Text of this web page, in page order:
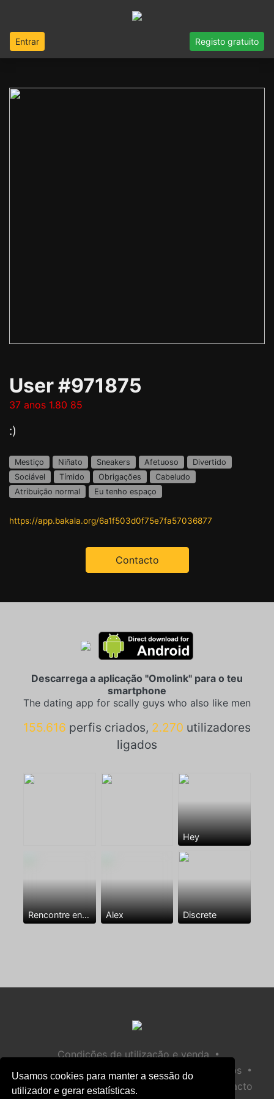
Usamos cookies para manter a sessão do
utilizador e gerar estatísticas.
Entrar Registo gratuito
User #971875
37 anos 1.80 85
:)
Mestiço Niñato Sneakers Afetuoso
Divertido
Sociável
Tímido Obrigações
Cabeludo
Atribuição normal
Eu tenho espaço
https://app.bakala.org/6a1f503d0f75e7fa57036877
Contacto
Descarrega a aplicação "Omolink" para o teu
smartphone
The dating app for scally guys who also like men
155.616 perfis criados, 2.270 utilizadores
ligados
Hey
Rencontre entre mecs Alex Discrete
Condições de utilização e venda •
Política de privacidade Política de Biscoitos •
Política de Segurança Infantil Ajuda / Contacto